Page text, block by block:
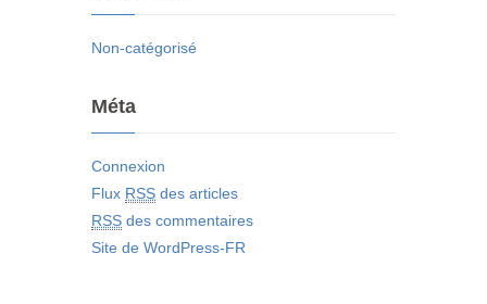
Non-catégorisé
Méta
Connexion
Flux RSS des articles
RSS des commentaires
Site de WordPress-FR